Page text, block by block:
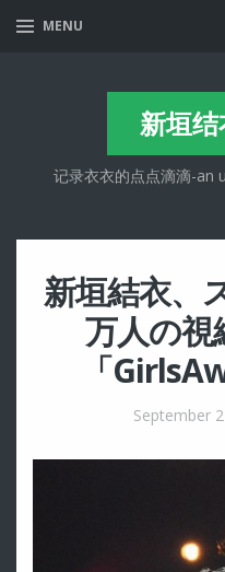
MENU
新垣
记录衣衣的点点滴滴-an
新垣結衣、
万人の
「
September